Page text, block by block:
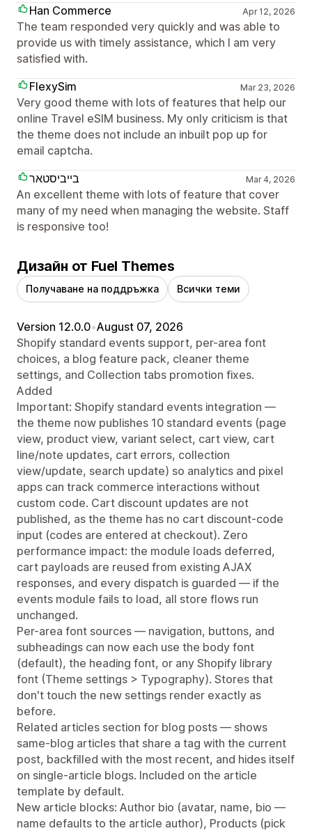
Han Commerce
Apr 12, 2026
The team responded very quickly and was able to
provide us with timely assistance, which I am very
satisfied with.
FlexySim
Mar 23, 2026
Very good theme with lots of features that help our
online Travel eSIM business. My only criticism is that
the theme does not include an inbuilt pop up for
email captcha.
בייביסטאר
Mar 4, 2026
An excellent theme with lots of feature that cover
many of my need when managing the website. Staff
is responsive too!
Дизайн от Fuel Themes
Получаване на поддръжка Всички теми
Version 12.0.0•August 07, 2026
Shopify standard events support, per-area font
choices, a blog feature pack, cleaner theme
settings, and Collection tabs promotion fixes.
Added
Important: Shopify standard events integration —
the theme now publishes 10 standard events (page
view, product view, variant select, cart view, cart
line/note updates, cart errors, collection
view/update, search update) so analytics and pixel
apps can track commerce interactions without
custom code. Cart discount updates are not
published, as the theme has no cart discount-code
input (codes are entered at checkout). Zero
performance impact: the module loads deferred,
cart payloads are reused from existing AJAX
responses, and every dispatch is guarded — if the
events module fails to load, all store flows run
unchanged.
Per-area font sources — navigation, buttons, and
subheadings can now each use the body font
(default), the heading font, or any Shopify library
font (Theme settings > Typography). Stores that
don't touch the new settings render exactly as
before.
Related articles section for blog posts — shows
same-blog articles that share a tag with the current
post, backfilled with the most recent, and hides itself
on single-article blogs. Included on the article
template by default.
New article blocks: Author bio (avatar, name, bio —
name defaults to the article author), Products (pick